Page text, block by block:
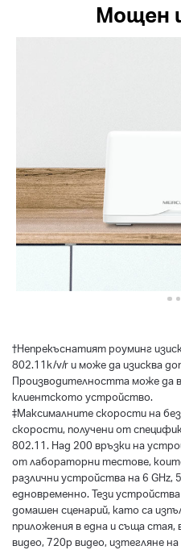
Мощен
†Непрекъснатият роуминг
802.11k/v/r и може да изисква
Производителността може да
клиентското устройство.
‡Максималните скорости на
скорости, получени от
802.11. Над 200 връзки на
от лабораторни тестове,
различни устройства на 6 GHz,
едновременно. Тези
домашен сценарий, като са
приложения в една и съща стая,
видео, 720p видео, изтегляне